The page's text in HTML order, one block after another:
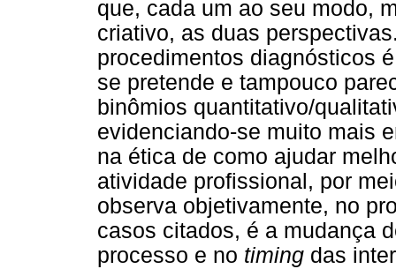
que, cada um ao seu modo,
criativo, as duas
procedimentos diagnósticos
se pretende e tampouco
binômios quantitativo/
evidenciando-se muito mais
na ética de como ajudar
atividade profissional, por
observa objetivamente, no
casos citados, é a mudança
processo e no timing das